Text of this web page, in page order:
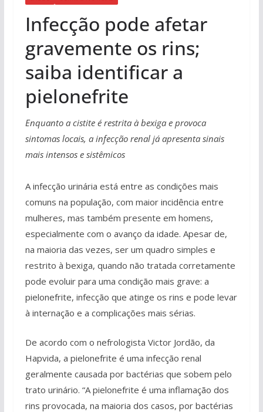
Infecção pode afetar
gravemente os rins;
saiba identificar a
pielonefrite
Enquanto a cistite é restrita à bexiga e provoca
sintomas locais, a infecção renal já apresenta sinais
mais intensos e sistêmicos
A infecção urinária está entre as condições mais
comuns na população, com maior incidência entre
mulheres, mas também presente em homens,
especialmente com o avanço da idade. Apesar de,
na maioria das vezes, ser um quadro simples e
restrito à bexiga, quando não tratada corretamente
pode evoluir para uma condição mais grave: a
pielonefrite, infecção que atinge os rins e pode levar
à internação e a complicações mais sérias.
De acordo com o nefrologista Victor Jordão, da
Hapvida, a pielonefrite é uma infecção renal
geralmente causada por bactérias que sobem pelo
trato urinário. “A pielonefrite é uma inflamação dos
rins provocada, na maioria dos casos, por bactérias